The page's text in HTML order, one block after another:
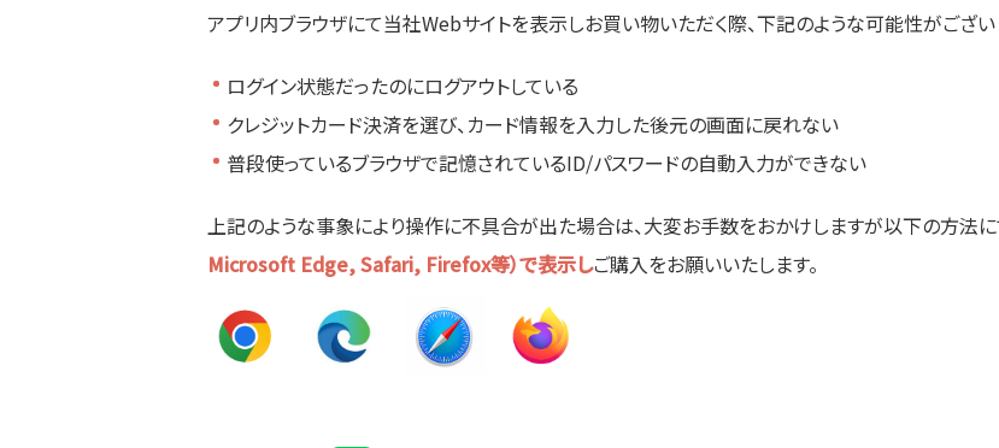
アプリ内ブラウザにて当社Webサイトを表示しお買い物いただく際、下記のような可能性がござい
ログイン状態だったのにログアウトしている
クレジットカード決済を選び、カード情報を入力した後元の画面に戻れない
普段使っているブラウザで記憶されているID/パスワードの自動入力ができない
上記のような事象により操作に不具合が出た場合は、大変お手数をおかけしますが以下の方法に
Microsoft Edge, Safari, Firefox等）で表示しご購入をお願いいたします。